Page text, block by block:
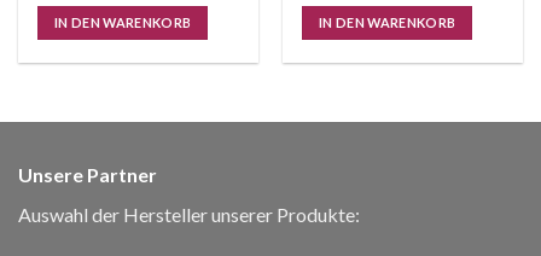
IN DEN WARENKORB IN DEN WARENKORB
Unsere Partner
Auswahl der Hersteller unserer Produkte: